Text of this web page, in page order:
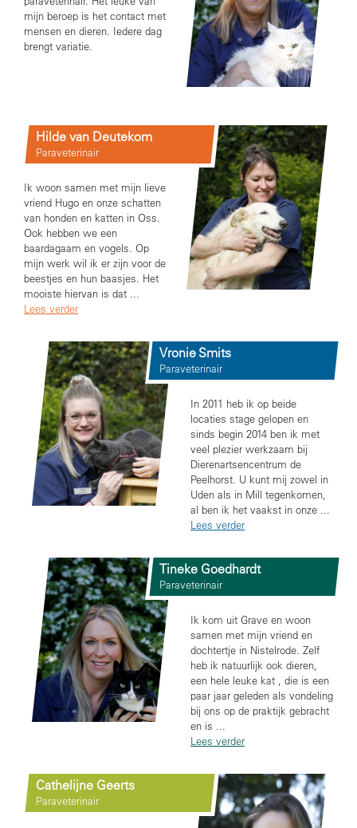
mijn beroep is het contact met
mensen en dieren. Iedere dag
brengt variatie.
Hilde van Deutekom
Paraveterinair
Ik woon samen met mijn lieve
vriend Hugo en onze schatten
van honden en katten in Oss.
Ook hebben we een
baardagaam en vogels. Op
mijn werk wil ik er zijn voor de
beestjes en hun baasjes. Het
mooiste hiervan is dat ...
Lees verder
Vronie Smits
Paraveterinair
In 2011 heb ik op beide
locaties stage gelopen en
sinds begin 2014 ben ik met
veel plezier werkzaam bij
Dierenartsencentrum de
Peelhorst. U kunt mij zowel in
Uden als in Mill tegenkomen,
al ben ik het vaakst in onze ...
Lees verder
Tineke Goedhardt
Paraveterinair
Ik kom uit Grave en woon
samen met mijn vriend en
dochtertje in Nistelrode. Zelf
heb ik natuurlijk ook dieren,
een hele leuke kat , die is een
paar jaar geleden als vondeling
bij ons op de praktijk gebracht
en is ...
Lees verder
Cathelijne Geerts
Paraveterinair